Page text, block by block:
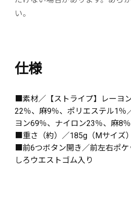
い。
仕様
■素材／【ストライプ】レーヨ
22％、麻9％、ポリエステル1
ヨン69％、ナイロン23％、麻8
■重さ（約）／185g（Mサイズ）
■前6つボタン開き／前左右ポケ
しろウエストゴム入り